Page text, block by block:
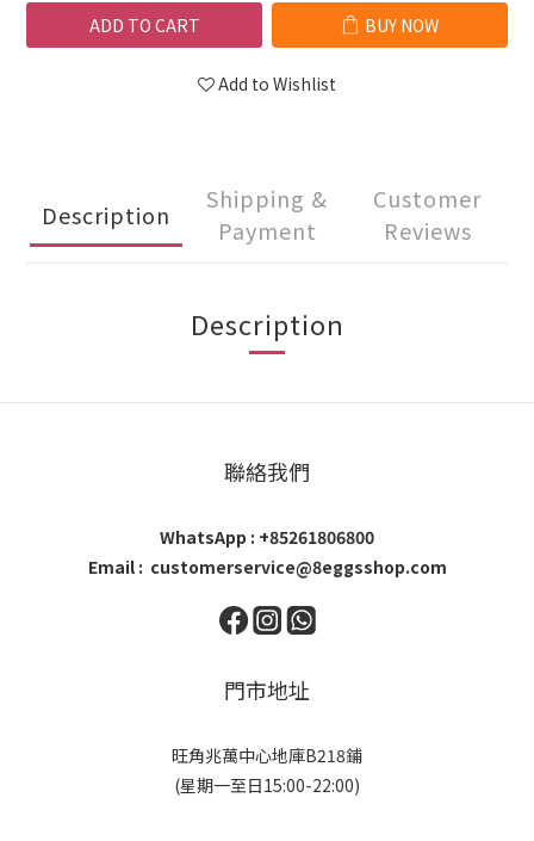
ADD TO CART BUY NOW
Add to Wishlist
Description
Shipping &
Payment
Customer
Reviews
Description
聯絡我們
WhatsApp : +85261806800
Email : customerservice@8eggsshop.com
門市地址
旺角兆萬中心地庫B218鋪
(星期一至日15:00-22:00)